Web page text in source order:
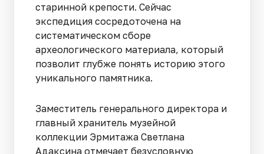
старинной крепости. Сейчас
экспедиция сосредоточена на
систематическом сборе
археологического материала, который
позволит глубже понять историю этого
уникального памятника.
Заместитель генерального директора и
главный хранитель музейной
коллекции Эрмитажа Светлана
Адаксина отмечает безусловную